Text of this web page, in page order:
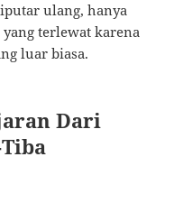
ulang, hanya
terlewat karena
luar biasa.
Dari